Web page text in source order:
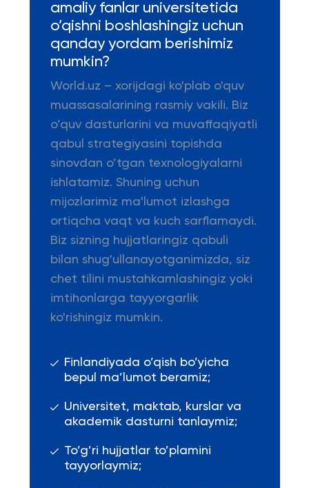
amaliy fanlar universitetida
o’qishni boshlashingiz uchun
qanday yordam berishimiz
mumkin?
World.uz – xorijdagi ko'plab o'quv
muassasalarining rasmiy vakili. Biz
o’quv dasturlarini va muvaffaqiyatli
qabul strategiyasini topishda
sinovdan o’tgan texnologiyalarni
ishlatamiz. Shuning uchun
mijozlarimiz ma'lumot izlashga
ortiqcha vaqt va kuch sarflamaydi.
Biz sizning hujjatlaringiz qabuli
bilan shug'ullanayotganimizda, siz
chet tilini mustahkamlashingiz yoki
imtihonlarga tayyorgarlik
ko'rishingiz mumkin.
Finlandiyada o’qish bo’yicha
bepul ma’lumot beramiz;
Universitet, maktab, kurslar va
akademik dasturni tanlaymiz;
To’g’ri hujjatlar to’plamini
tayyorlaymiz;